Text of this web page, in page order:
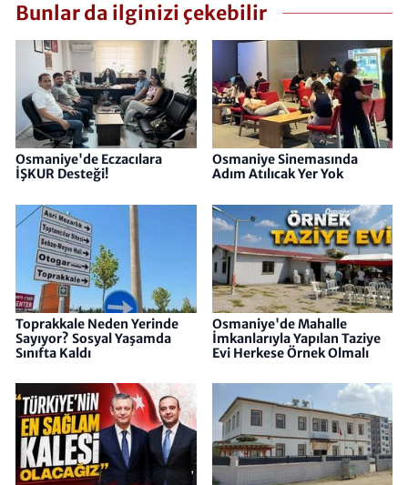
Bunlar da ilginizi çekebilir
Osmaniye'de Eczacılara
İŞKUR Desteği!
Osmaniye Sinemasında
Adım Atılıcak Yer Yok
Toprakkale Neden Yerinde
Sayıyor? Sosyal Yaşamda
Sınıfta Kaldı
Osmaniye'de Mahalle
İmkanlarıyla Yapılan Taziye
Evi Herkese Örnek Olmalı